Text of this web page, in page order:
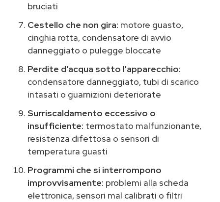
bruciati
Cestello che non gira: motore guasto,
cinghia rotta, condensatore di avvio
danneggiato o pulegge bloccate
Perdite d'acqua sotto l'apparecchio:
condensatore danneggiato, tubi di scarico
intasati o guarnizioni deteriorate
Surriscaldamento eccessivo o
insufficiente: termostato malfunzionante,
resistenza difettosa o sensori di
temperatura guasti
Programmi che si interrompono
improvvisamente: problemi alla scheda
elettronica, sensori mal calibrati o filtri